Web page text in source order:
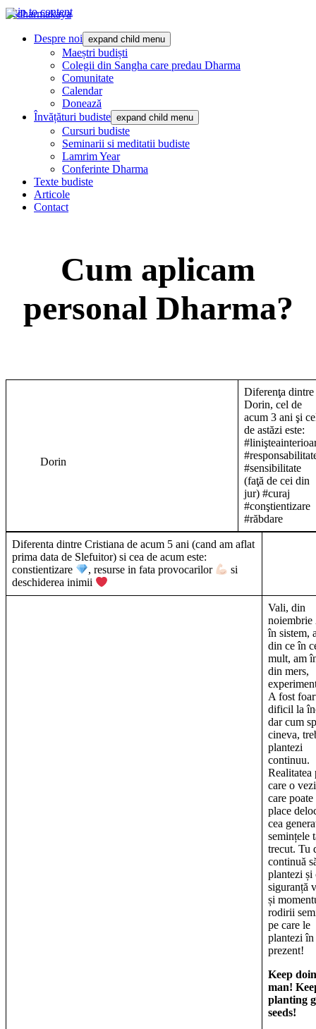
Skip to content
Dharmakaya
înțelepciune pentru viață
Despre noi expand child menu
Maeștri budiști
Colegii din Sangha care predau Dharma
Comunitate
Calendar
Donează
Învățături budiste expand child menu
Cursuri budiste
Seminarii si meditatii budiste
Lamrim Year
Conferinte Dharma
Texte budiste
Articole
Contact
Cum aplicam
personal Dharma?
Dorin
Diferenţa dintre
Dorin, cel de
acum 3 ani şi
de astăzi este:
#sensibilitate
(faţă de cei din
jur) #curaj
#conştientizare
#răbdare
Diferenta dintre Cristiana de acum 5 ani (cand am aflat
prima data de Slefuitor) si cea de acum este:
constientizare
, resurse in fata provocarilor
si
deschiderea inimii
Vali, din
noiembrie
în sistem,
din ce în
mult, am
din mers,
A fost
dificil la
dar cum
cineva,
plantezi
continuu.
Realitatea
care o
care
place
cea
semințele
trecut. Tu
continuă
plantezi și
siguranță
și
rodirii
pe care le
plantezi în
prezent!
Keep
man!
planting
seeds!